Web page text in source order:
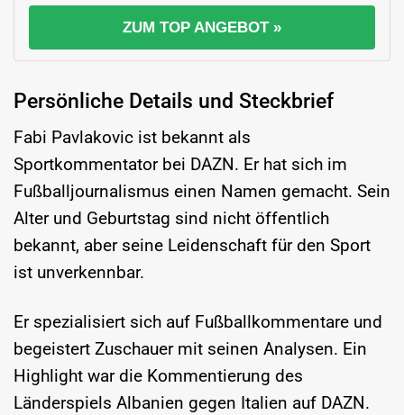
ZUM TOP ANGEBOT »
Persönliche Details und Steckbrief
Fabi Pavlakovic ist bekannt als
Sportkommentator bei DAZN. Er hat sich im
Fußballjournalismus einen Namen gemacht. Sein
Alter und Geburtstag sind nicht öffentlich
bekannt, aber seine Leidenschaft für den Sport
ist unverkennbar.
Er spezialisiert sich auf Fußballkommentare und
begeistert Zuschauer mit seinen Analysen. Ein
Highlight war die Kommentierung des
Länderspiels Albanien gegen Italien auf DAZN.